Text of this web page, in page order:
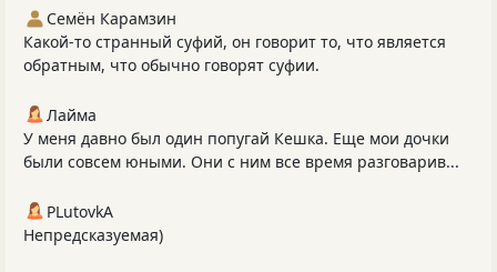
Семён Карамзин
Какой-то странный суфий, он говорит то, что является
обратным, что обычно говорят суфии.
Лайма
У меня давно был один попугай Кешка. Еще мои дочки
были совсем юными. Они с ним все время разговарив...
PLutоvkА
Непредсказуемая)